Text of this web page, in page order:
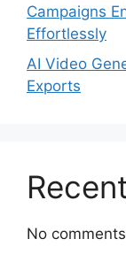
Campaigns
Effortlessly
AI Video
Exports
No